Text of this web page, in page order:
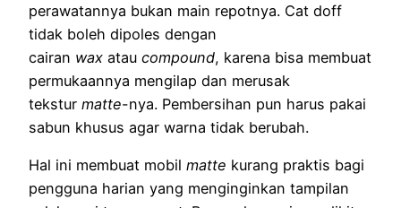
perawatannya bukan main repotnya. Cat doff
tidak boleh dipoles dengan
cairan wax atau compound, karena bisa membuat
permukaannya mengilap dan merusak
tekstur matte-nya. Pembersihan pun harus pakai
sabun khusus agar warna tidak berubah.
Hal ini membuat mobil matte kurang praktis bagi
pengguna harian yang menginginkan tampilan